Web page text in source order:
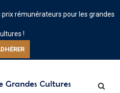
rémunérateurs pour les grandes
!